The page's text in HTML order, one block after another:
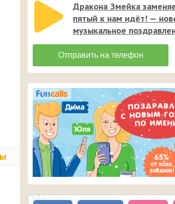
Дракона Змейка
пятый к нам идёт! —
музыкальное